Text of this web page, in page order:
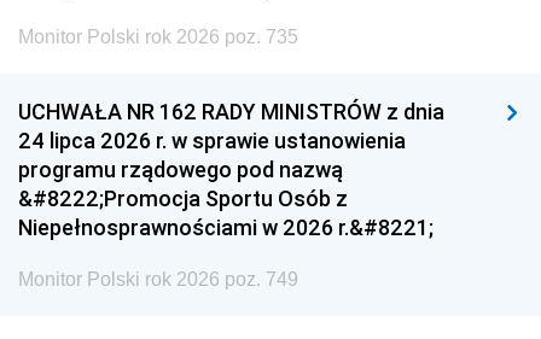
Monitor Polski rok 2026 poz. 735
UCHWAŁA NR 162 RADY MINISTRÓW z dnia
24 lipca 2026 r. w sprawie ustanowienia
programu rządowego pod nazwą
&#8222;Promocja Sportu Osób z
Niepełnosprawnościami w 2026 r.&#8221;
Monitor Polski rok 2026 poz. 749